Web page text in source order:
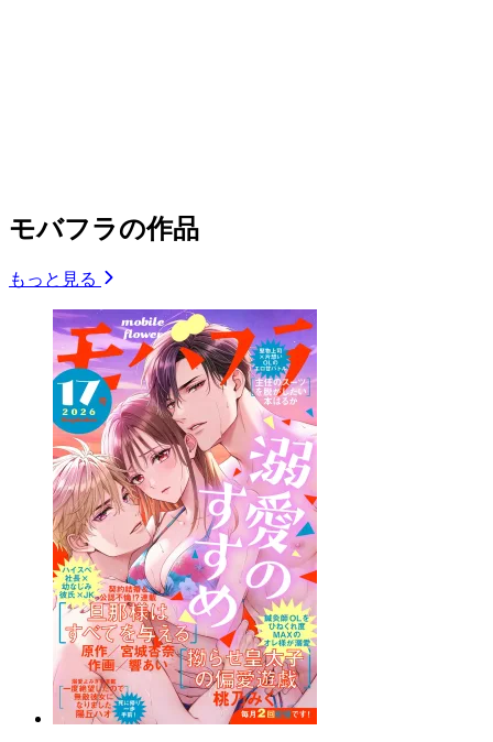
モバフラの作品
もっと見る